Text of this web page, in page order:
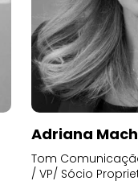
Adriana
Tom
/ VP/ Sócio